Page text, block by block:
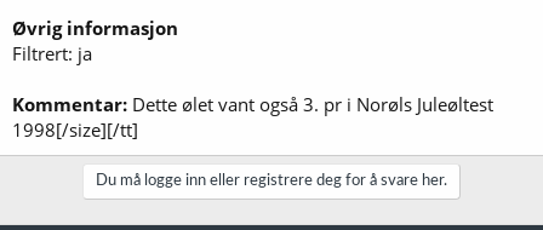
Øvrig informasjon
Filtrert: ja
Kommentar: Dette ølet vant også 3. pr i Norøls Juleøltest
1998[/size][/tt]
Du må logge inn eller registrere deg for å svare her.